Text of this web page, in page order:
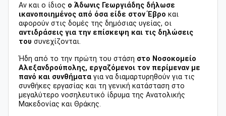
Αν και ο ίδιος ο Άδωνις Γεωργιάδης δήλωσε
ικανοποιημένος από όσα είδε στον Έβρο και
αφορούν στις δομές της δημόσιας υγείας, οι
αντιδράσεις για την επίσκεψη και τις δηλώσεις
του συνεχίζονται.
Ήδη από το την πρώτη του στάση στο Νοσοκομείο
Αλεξανδρούπολης, εργαζόμενοι τον περίμεναν με
πανό και συνθήματα για να διαμαρτυρηθούν για τις
συνθήκες εργασίας και τη γενική κατάσταση στο
μεγαλύτερο νοσηλευτικό ίδρυμα της Ανατολικής
Μακεδονίας και Θράκης.